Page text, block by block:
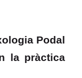
Podal
la pràctica